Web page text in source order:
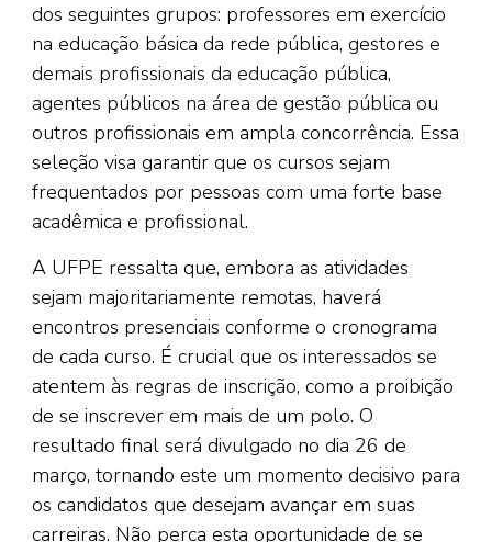
dos seguintes grupos: professores em exercício
na educação básica da rede pública, gestores e
demais profissionais da educação pública,
agentes públicos na área de gestão pública ou
outros profissionais em ampla concorrência. Essa
seleção visa garantir que os cursos sejam
frequentados por pessoas com uma forte base
acadêmica e profissional.
A UFPE ressalta que, embora as atividades
sejam majoritariamente remotas, haverá
encontros presenciais conforme o cronograma
de cada curso. É crucial que os interessados se
atentem às regras de inscrição, como a proibição
de se inscrever em mais de um polo. O
resultado final será divulgado no dia 26 de
março, tornando este um momento decisivo para
os candidatos que desejam avançar em suas
carreiras. Não perca esta oportunidade de se